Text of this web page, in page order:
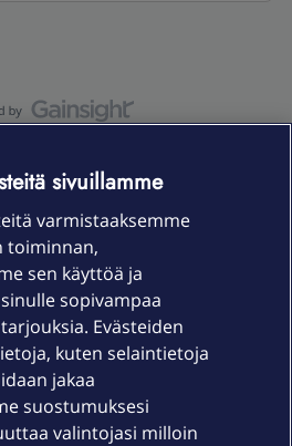
sivuillamme
varmistaaksemme
toiminnan,
sen käyttöä ja
sopivampaa
Evästeiden
kuten selaintietoja
jakaa
suostumuksesi
valintojasi milloin